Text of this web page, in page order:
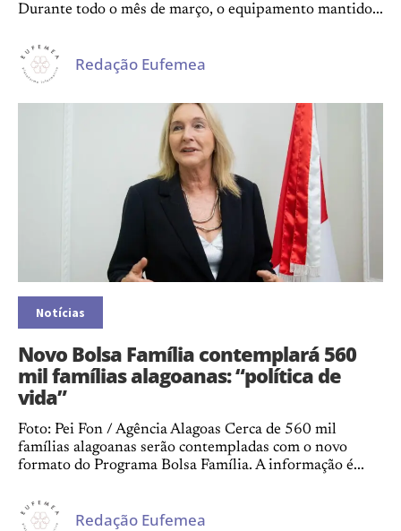
Durante todo o mês de março, o equipamento mantido...
Redação Eufemea
Notícias
Novo Bolsa Família contemplará 560
mil famílias alagoanas: “política de
vida”
Foto: Pei Fon / Agência Alagoas Cerca de 560 mil
famílias alagoanas serão contempladas com o novo
formato do Programa Bolsa Família. A informação é...
Redação Eufemea